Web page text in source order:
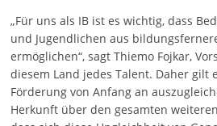
„Für uns als IB ist es wichtig, dass
und Jugendlichen aus
ermöglichen“, sagt Thiemo Fojkar,
diesem Land jedes Talent. Daher
Förderung von Anfang an
Herkunft über den gesamten